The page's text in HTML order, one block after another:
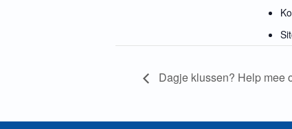
Dagje klussen? Help mee